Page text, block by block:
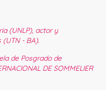
(UNLP), actor y
- BA).
de Posgrado de
DE SOMMELIER